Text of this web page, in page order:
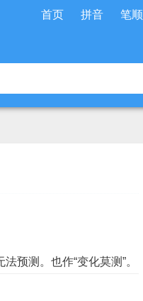
首页 拼音 笔顺
预测。也作“变化莫测”。